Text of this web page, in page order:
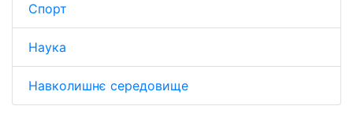
Спорт
Наука
Навколишнє середовище